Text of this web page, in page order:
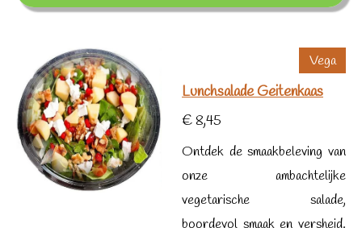
Vega
Lunchsalade Geitenkaas
€ 8,45
Ontdek de smaakbeleving van
onze ambachtelijke
vegetarische salade,